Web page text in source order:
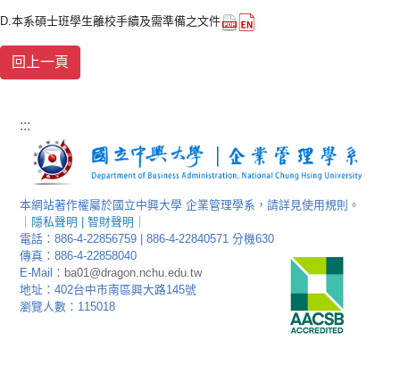
D.本系碩士班學生離校手續及需準備之文件
:::
本網站著作權屬於國立中興大學 企業管理學系，請詳見使用規則。
隱私聲明 |智財聲明
電話：886-4-22856759 | 886-4-22840571 分機630
傳真：886-4-22858040
E-Mail： ba01@dragon.nchu.edu.tw
地址：402台中市南區興大路145號
瀏覽人數：115018